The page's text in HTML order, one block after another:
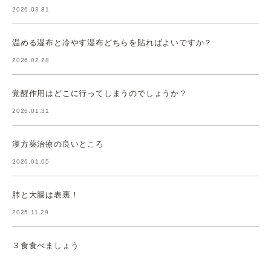
2026.03.31
温める湿布と冷やす湿布どちらを貼ればよいですか？
2026.02.28
覚醒作用はどこに行ってしまうのでしょうか？
2026.01.31
漢方薬治療の良いところ
2026.01.05
肺と大腸は表裏！
2025.11.29
３食食べましょう